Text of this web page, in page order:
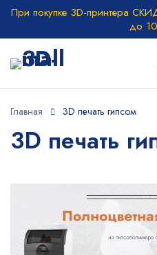
При покупке 3D-принтера
до
Главная 3D печать гипсом
3D печать